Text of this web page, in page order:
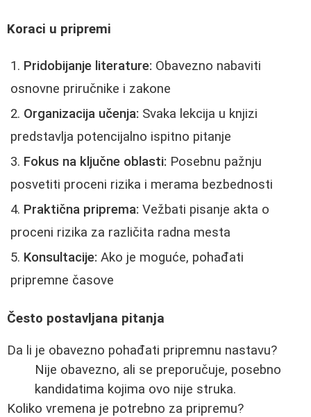
Koraci u pripremi
Pridobijanje literature: Obavezno nabaviti
osnovne priručnike i zakone
Organizacija učenja: Svaka lekcija u knjizi
predstavlja potencijalno ispitno pitanje
Fokus na ključne oblasti: Posebnu pažnju
posvetiti proceni rizika i merama bezbednosti
Praktična priprema: Vežbati pisanje akta o
proceni rizika za različita radna mesta
Konsultacije: Ako je moguće, pohađati
pripremne časove
Često postavljana pitanja
Da li je obavezno pohađati pripremnu nastavu?
Nije obavezno, ali se preporučuje, posebno
kandidatima kojima ovo nije struka.
Koliko vremena je potrebno za pripremu?